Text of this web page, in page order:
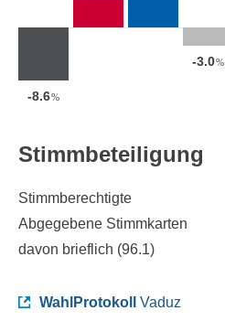
-8.6%
-3.0%
Stimmbeteiligung
Stimmberechtigte
Abgegebene Stimmkarten
davon brieflich (96.1)
WahlProtokoll Vaduz